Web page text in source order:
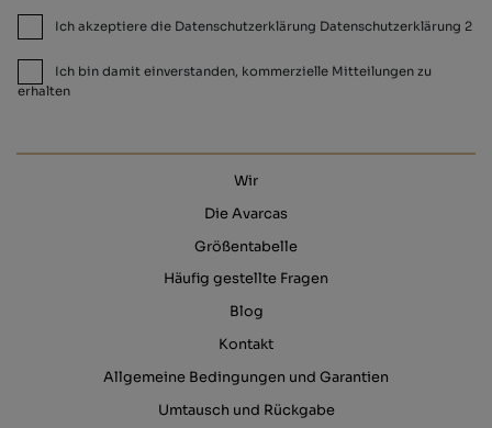
Ich akzeptiere die Datenschutzerklärung Datenschutzerklärung 2
Ich bin damit einverstanden, kommerzielle Mitteilungen zu
erhalten
Wir
Die Avarcas
Größentabelle
Häufig gestellte Fragen
Blog
Kontakt
Allgemeine Bedingungen und Garantien
Umtausch und Rückgabe